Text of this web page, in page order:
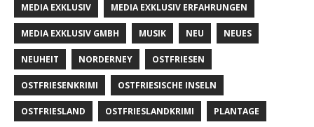
MEDIA EXKLUSIV MEDIA EXKLUSIV ERFAHRUNGEN
MEDIA EXKLUSIV GMBH MUSIK NEU NEUES
NEUHEIT NORDERNEY OSTFRIESEN
OSTFRIESENKRIMI OSTFRIESISCHE INSELN
OSTFRIESLAND OSTFRIESLANDKRIMI PLANTAGE